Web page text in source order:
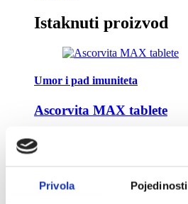
Privola Pojedinosti
Istaknuti proizvod
Umor i pad imuniteta
Ascorvita MAX tablete
12.00
Intact